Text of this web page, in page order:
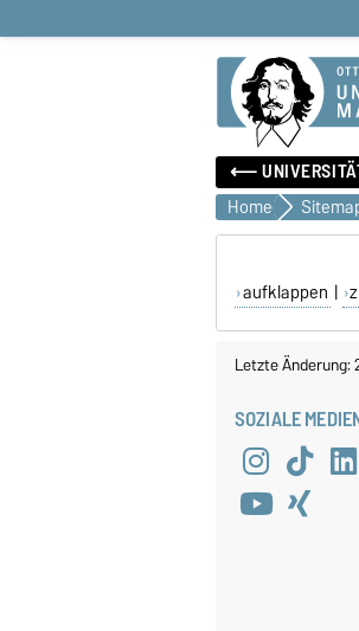
⟵
Home
aufklappen |
Letzte Änderung:
SOZIALE